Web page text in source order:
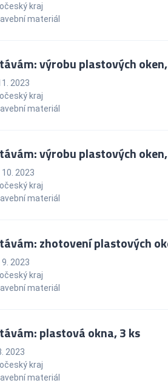
kraj
materiál
výrobu plastových
2023
kraj
materiál
výrobu plastových
10. 2023
kraj
materiál
zhotovení plastových
9. 2023
kraj
materiál
plastová okna, 3 ks
2023
kraj
materiál